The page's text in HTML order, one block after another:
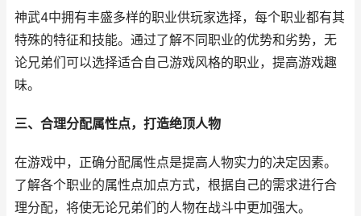
神武4中拥有丰盛多样的职业供玩家选择，每个职业都有其
特殊的特征和技能。通过了解不同职业的优势和劣势，无
论兄弟们可以选择适合自己游戏风格的职业，提高游戏趣
味。
三、合理分配属性点，打造绝顶人物
在游戏中，正确分配属性点是提高人物实力的决定因素。
了解各个职业的属性点加点方式，根据自己的需求进行合
理分配，将使无论兄弟们的人物在战斗中更加强大。